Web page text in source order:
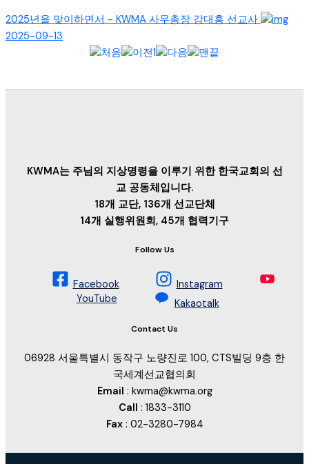
2025년을 맞이하면서 - KWMA 사무총장 강대흥 선교사
2025-09-13
1
KWMA는 주님의 지상명령을 이루기 위한 한국교회의 선
교 공동체입니다.
18개 교단, 136개 선교단체
14개 실행위원회, 45개 협력기구
Follow Us
Facebook
Instagram
YouTube
Kakaotalk
Contact Us
06928 서울특별시 동작구 노량진로 100, CTS빌딩 9층 한
국세계선교협의회
Email : kwma@kwma.org
Call : 1833-3110
Fax : 02-3280-7984